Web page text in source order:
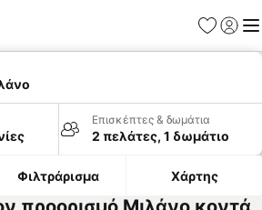
Επισκέπτες & δωμάτια
2 πελάτες, 1 δωμάτιο
Φιλτράρισμα Χάρτης